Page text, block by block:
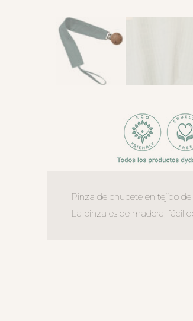
Pinza de chupete en tejido
La pinza es de madera, fácil